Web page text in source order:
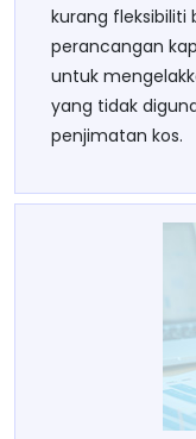
kurang
perancangan
untuk
yang tidak
penjimatan kos.